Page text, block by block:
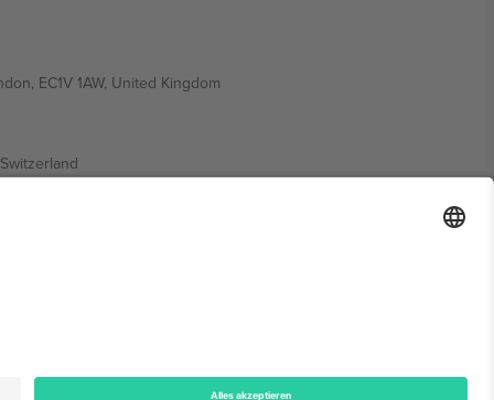
EC1V 1AW, United Kingdom